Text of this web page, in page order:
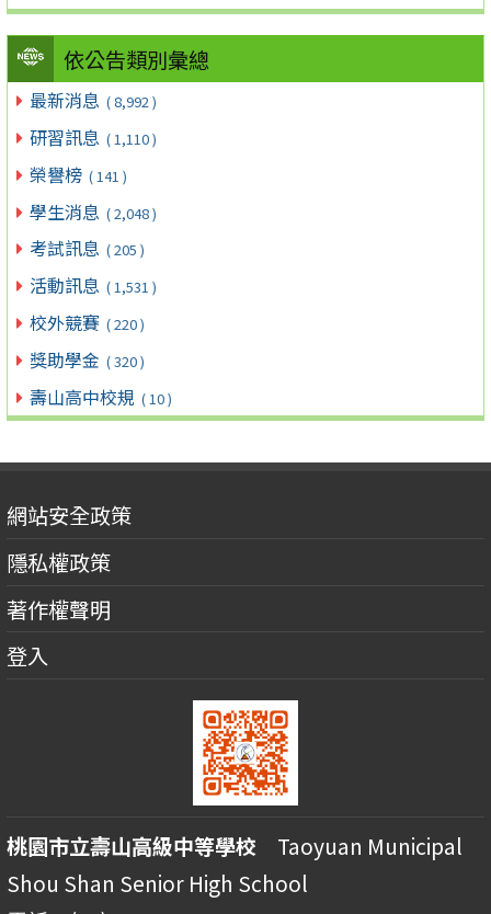
依公告類別彙總
最新消息 ( 8,992 )
研習訊息 ( 1,110 )
榮譽榜 ( 141 )
學生消息 ( 2,048 )
考試訊息 ( 205 )
活動訊息 ( 1,531 )
校外競賽 ( 220 )
獎助學金 ( 320 )
壽山高中校規 ( 10 )
網站安全政策
隱私權政策
著作權聲明
登入
桃園市立壽山高級中等學校 Taoyuan Municipal
Shou Shan Senior High School